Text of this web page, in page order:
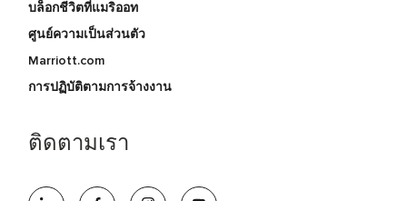
บล็อกชีวิตที่แมริออท
ศูนย์ความเป็นส่วนตัว
Marriott.com
การปฏิบัติตามการจ้างงาน
ติดตามเรา